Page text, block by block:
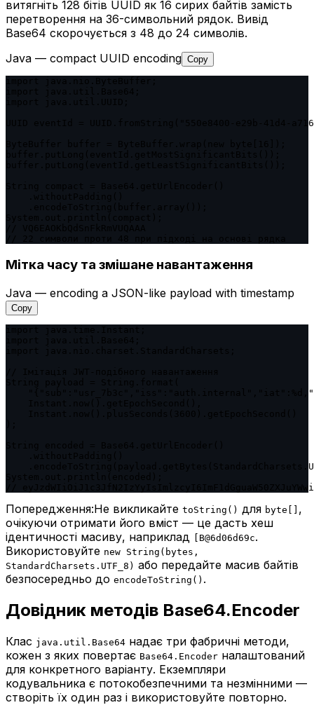
витягніть 128 бітів UUID як 16 сирих байтів замість
перетворення на 36-символьний рядок. Вивід
Base64 скорочується з 48 до 24 символів.
Java — compact UUID encoding Copy
UUID eventId = UUID.fromString("550e8400-e29b-41d4-
Мітка часу та змішане навантаження
Java — encoding a JSON-like payload with timestamp
Copy
//
Попередження:Не викликайте toString() для byte[] ,
очікуючи отримати його вміст — це дасть хеш
ідентичності масиву, наприклад
[B@6d06d69c.
Використовуйте new String(bytes,
StandardCharsets.UTF_8) або передайте масив байтів
безпосередньо до encodeToString() .
Довідник методів Base64.Encoder
Клас java.util.Base64 надає три фабричні методи,
кожен з яких повертає Base64.Encoder налаштований
для конкретного варіанту. Екземпляри
кодувальника є потокобезпечними та незмінними —
створіть їх один раз і використовуйте повторно.